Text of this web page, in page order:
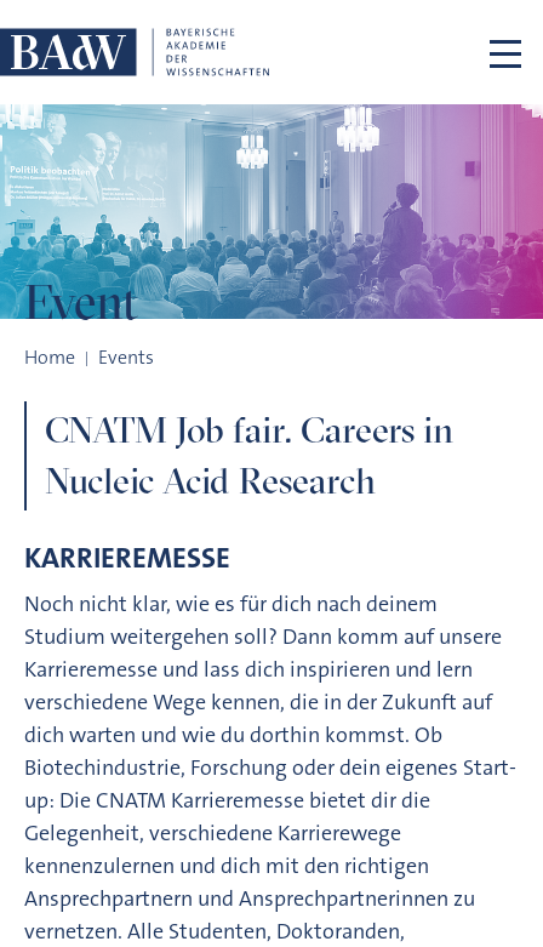
Event
Home Events
CNATM Job fair. Careers in
Nucleic Acid Research
KARRIEREMESSE
Noch nicht klar, wie es für dich nach deinem
Studium weitergehen soll? Dann komm auf unsere
Karrieremesse und lass dich inspirieren und lern
verschiedene Wege kennen, die in der Zukunft auf
dich warten und wie du dorthin kommst. Ob
Biotechindustrie, Forschung oder dein eigenes Start-
up: Die CNATM Karrieremesse bietet dir die
Gelegenheit, verschiedene Karrierewege
kennenzulernen und dich mit den richtigen
Ansprechpartnern und Ansprechpartnerinnen zu
vernetzen. Alle Studenten, Doktoranden,